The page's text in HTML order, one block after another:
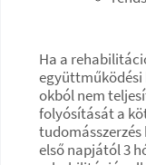
Ha a
okból nem
folyósítását a
első napjától 3